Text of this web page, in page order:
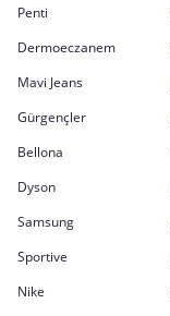
Penti
Dermoeczanem
Mavi Jeans
Gürgençler
Bellona
Dyson
Samsung
Sportive
Nike